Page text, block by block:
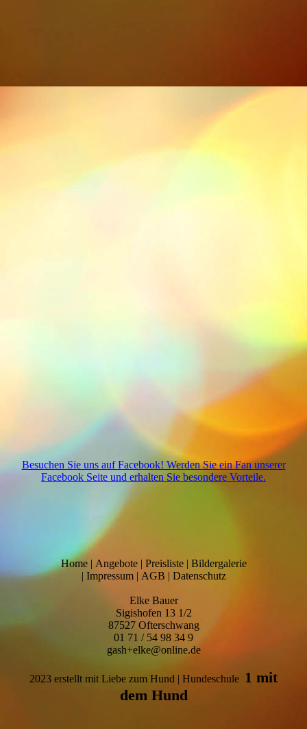
Besuchen Sie uns auf Facebook! Werden Sie ein Fan unserer
Facebook Seite und erhalten Sie besondere Vorteile.
Home| Angebote| Preisliste | Bildergalerie
| Impressum| AGB | Datenschutz
Elke Bauer
Sigishofen 13 1/2
87527 Ofterschwang
01 71 / 54 98 34 9
gash+elke@online.de
2023 erstellt mit Liebe zum Hund | Hundeschule 1 mit
dem Hund